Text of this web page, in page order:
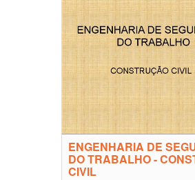
ENGENHARIA DE
DO TRABALHO -
CIVIL